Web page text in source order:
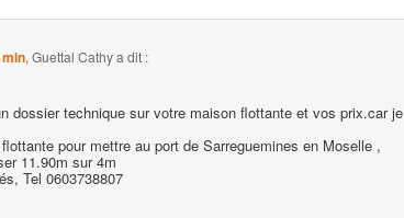
,Guettal Cathya dit :
dossier technique sur votre maison flottante et vos prix.car je
pour mettre au port de Sarreguemines en Moselle ,
11.90m sur 4m
Tel 0603738807